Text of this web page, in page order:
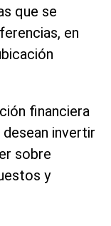
que se
en
financiera
invertir
sobre
y